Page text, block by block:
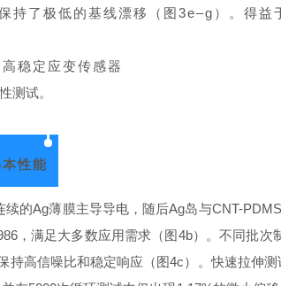
了极低的基线漂移（图3e–g）。得
测试。
性能
的Ag薄膜主导导电，随后Ag岛与CNT-
，满足大多数应用需求（图4b）。不同批
高信噪比和稳定响应（图4c）。快速拉伸